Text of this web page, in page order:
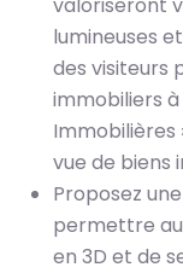
lumineuses
des visiteurs
immobiliers
Immobilières
vue de biens
Proposez
permettre
en 3D et de